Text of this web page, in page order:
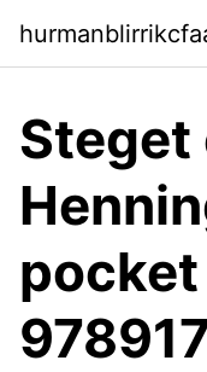
pocket